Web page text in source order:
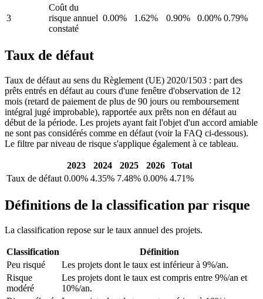
3
Coût du
risque annuel
constaté
0.00% 1.62% 0.90% 0.00% 0.79%
Taux de défaut
Taux de défaut au sens du Règlement (UE) 2020/1503 : part des
prêts entrés en défaut au cours d'une fenêtre d'observation de 12
mois (retard de paiement de plus de 90 jours ou remboursement
intégral jugé improbable), rapportée aux prêts non en défaut au
début de la période. Les projets ayant fait l'objet d'un accord amiable
ne sont pas considérés comme en défaut (voir la FAQ ci-dessous).
Le filtre par niveau de risque s'applique également à ce tableau.
2023 2024 2025 2026
Total
Taux de défaut 0.00% 4.35% 7.48% 0.00% 4.71%
Définitions de la classification par risque
La classification repose sur le taux annuel des projets.
Classification
Définition
Peu risqué
Les projets dont le taux est inférieur à 9%/an.
Risque
modéré
Les projets dont le taux est compris entre 9%/an et
10%/an.